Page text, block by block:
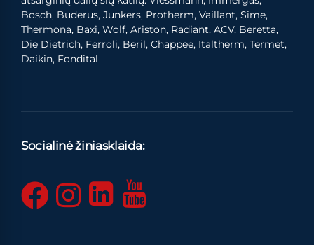
Bosch, Buderus, Junkers, Protherm, Vaillant, Sime,
Thermona, Baxi, Wolf, Ariston, Radiant, ACV, Beretta,
Die Dietrich, Ferroli, Beril, Chappee, Italtherm, Termet,
Daikin, Fondital
Socialinė žiniasklaida: